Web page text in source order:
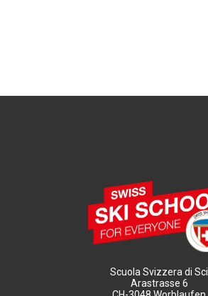
Scuola Svizzera di Sci
Arastrasse 6